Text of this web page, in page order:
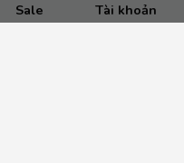
Sale Tài khoản